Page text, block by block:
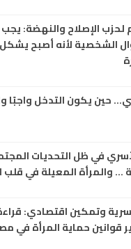
لحزب الإصلاح والنهضة:
الشخصية لأنه أصبح
حين يكون التدخل واجبًا
في ظل التحديات
… والمرأة المعيلة في قلب
وتمكين اقتصادي:
قوانين حماية المرأة في